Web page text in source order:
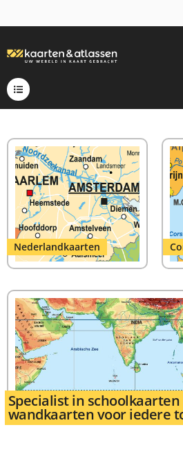
Nederlandkaarten
Specialist in schoolkaarten
wandkaarten voor iedere